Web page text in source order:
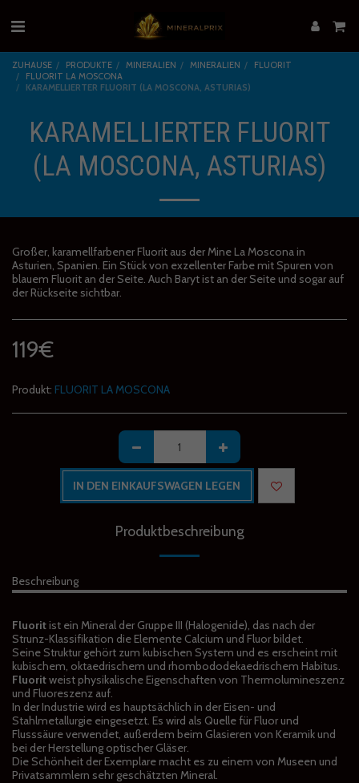
ZUHAUSE PRODUKTE MINERALIEN MINERALIEN
FLUORIT
FLUORIT LA MOSCONA
KARAMELLIERTER FLUORIT (LA MOSCONA, ASTURIAS)
KARAMELLIERTER FLUORIT
(LA MOSCONA, ASTURIAS)
Großer, karamellfarbener Fluorit aus der Mine La Moscona in
Asturien, Spanien. Ein Stück von exzellenter Farbe mit Spuren von
blauem Fluorit an der Seite. Auch Baryt ist an der Seite und sogar auf
der Rückseite sichtbar.
119€
Produkt: FLUORIT LA MOSCONA
IN DEN EINKAUFSWAGEN LEGEN
Produktbeschreibung
Beschreibung
Fluorit ist ein Mineral der Gruppe III (Halogenide), das nach der
Strunz-Klassifikation die Elemente Calcium und Fluor bildet.
Seine Struktur gehört zum kubischen System und es erscheint mit
kubischem, oktaedrischem und rhombododekaedrischem Habitus.
Fluoritweist physikalische Eigenschaften von Thermolumineszenz
und Fluoreszenz auf.
In der Industrie wird es hauptsächlich in der Eisen- und
Stahlmetallurgie eingesetzt. Es wird als Quelle für Fluor und
Flusssäure verwendet, außerdem beim Glasieren von Keramik und
bei der Herstellung optischer Gläser.
Die Schönheit der Exemplare macht es zu einem von Museen und
Privatsammlern sehr geschätzten Mineral.